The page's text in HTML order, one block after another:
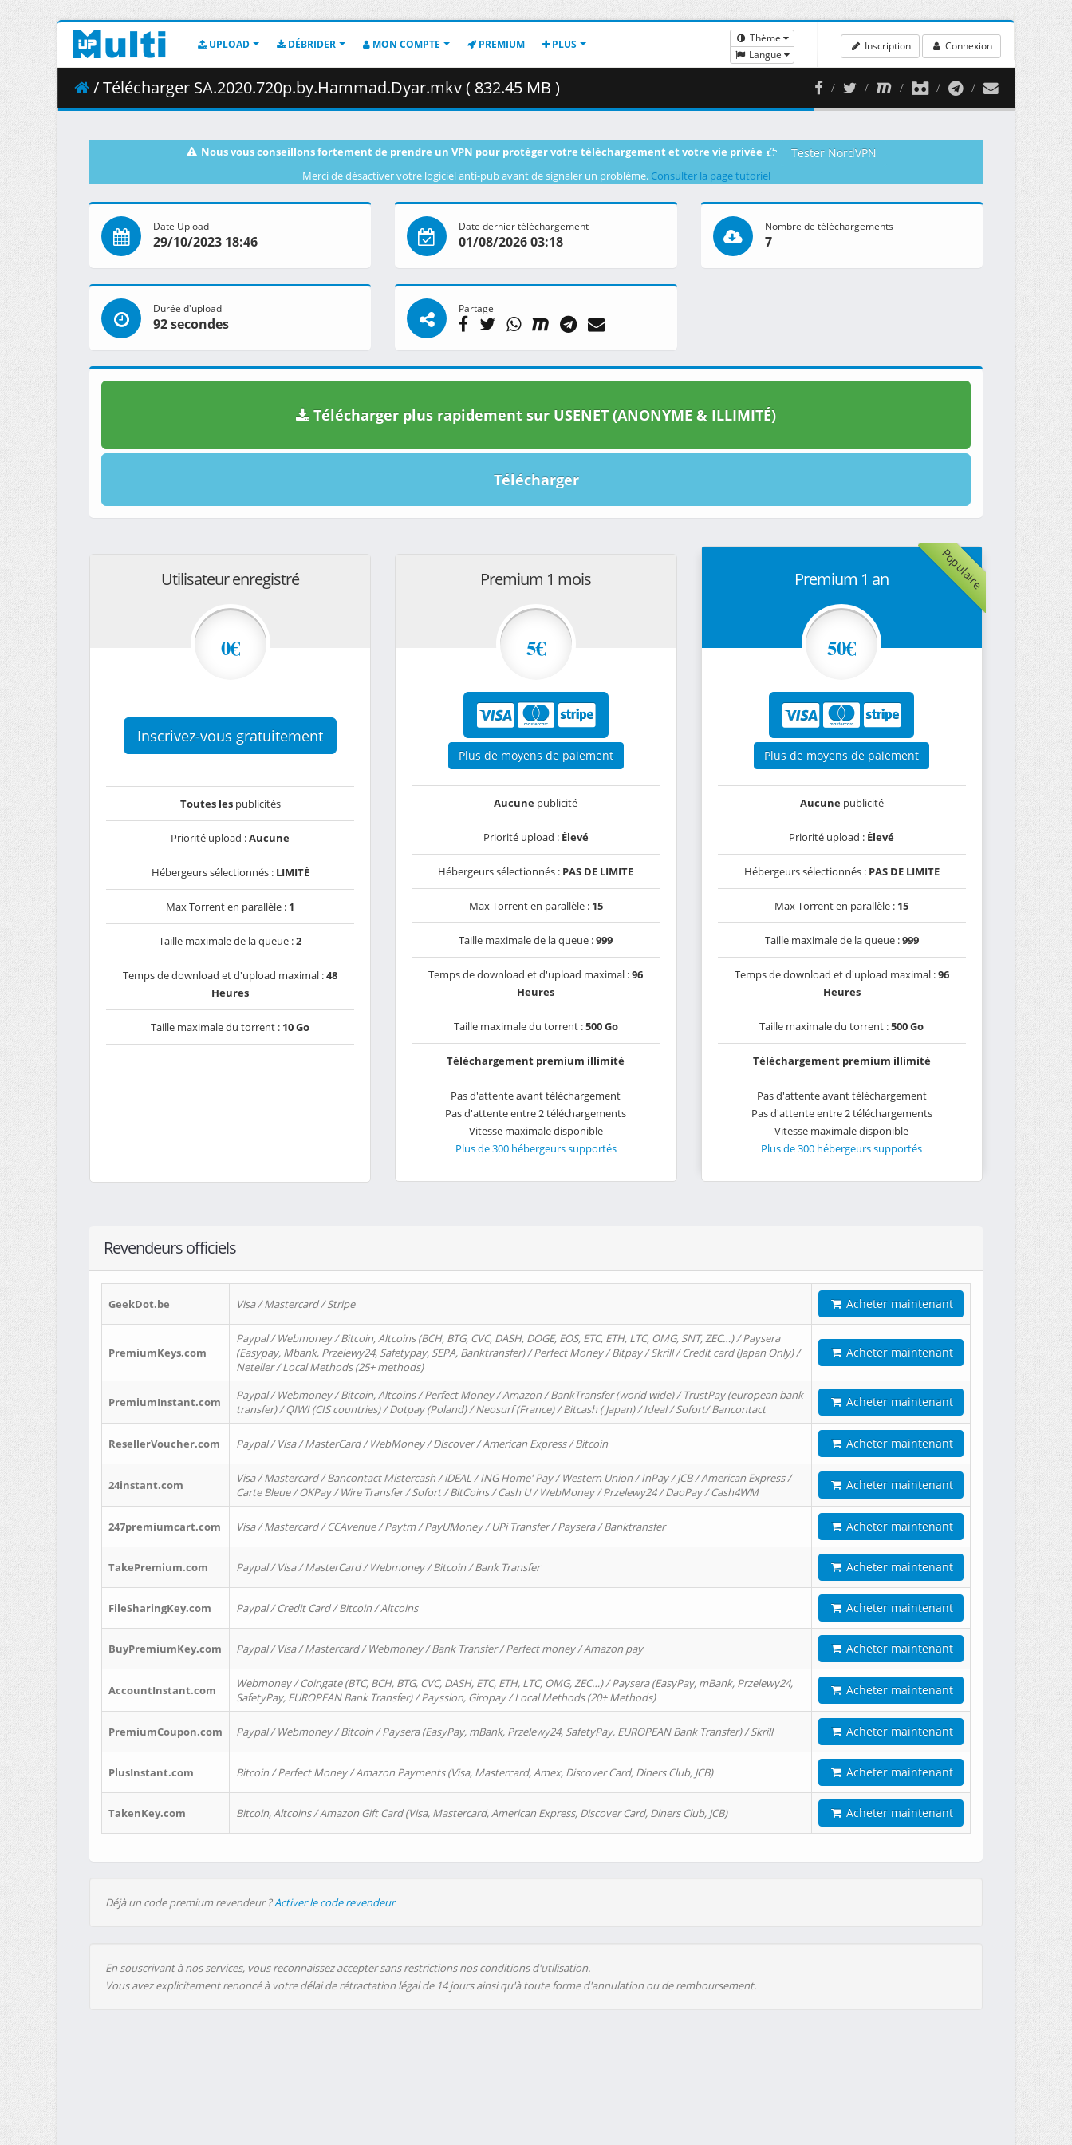
UPLOAD DÉBRIDER MON COMPTE PREMIUM PLUS
Thème
Langue
Inscription Connexion
/ Télécharger SA.2020.720p.by.Hammad.Dyar.mkv ( 832.45 MB )
Nous vous conseillons fortement de prendre un VPN pour protéger votre téléchargement et votre vie privée Tester NordVPN
Merci de désactiver votre logiciel anti-pub avant de signaler un problème. Consulter la page tutoriel
Date Upload
29/10/2023 18:46
Date dernier téléchargement
01/08/2026 03:18
Nombre de téléchargements
7
Durée d'upload
92 secondes
Partage
Télécharger plus rapidement sur USENET (ANONYME & ILLIMITÉ)
Télécharger
Utilisateur enregistré
0€
Inscrivez-vous gratuitement
Toutes lespublicités
Priorité upload :Aucune
Hébergeurs sélectionnés : LIMITÉ
Max Torrent en parallèle : 1
Taille maximale de la queue :2
Temps de download et d'upload maximal :48
Heures
Taille maximale du torrent : 10 Go
Premium 1 mois
5€
Plus de moyens de paiement
Aucune publicité
Priorité upload : Élevé
Hébergeurs sélectionnés : PAS DE LIMITE
Max Torrent en parallèle : 15
Taille maximale de la queue :999
Temps de download et d'upload maximal :96
Heures
Taille maximale du torrent :500 Go
Téléchargement premium illimité
Pas d'attente avant téléchargement
Pas d'attente entre 2 téléchargements
Vitesse maximale disponible
Plus de 300 hébergeurs supportés
Populaire
Premium 1 an
50€
Plus de moyens de paiement
Aucunepublicité
Priorité upload : Élevé
Hébergeurs sélectionnés : PAS DE LIMITE
Max Torrent en parallèle : 15
Taille maximale de la queue :999
Temps de download et d'upload maximal :96
Heures
Taille maximale du torrent :500 Go
Téléchargement premium illimité
Pas d'attente avant téléchargement
Pas d'attente entre 2 téléchargements
Vitesse maximale disponible
Plus de 300 hébergeurs supportés
Revendeurs officiels
GeekDot.be Visa / Mastercard / Stripe Acheter maintenant
PremiumKeys.com
Paypal / Webmoney / Bitcoin, Altcoins (BCH, BTG, CVC, DASH, DOGE, EOS, ETC, ETH, LTC, OMG, SNT, ZEC…) / Paysera
(Easypay, Mbank, Przelewy24, Safetypay, SEPA, Banktransfer) / Perfect Money / Bitpay / Skrill / Credit card (Japan Only) /
Neteller / Local Methods (25+ methods)
Acheter maintenant
PremiumInstant.com
Paypal / Webmoney / Bitcoin, Altcoins / Perfect Money / Amazon / BankTransfer (world wide) / TrustPay (european bank
transfer) / QIWI (CIS countries) / Dotpay (Poland) / Neosurf (France) / Bitcash ( Japan) / Ideal / Sofort/ Bancontact
Acheter maintenant
ResellerVoucher.com Paypal / Visa / MasterCard / WebMoney / Discover / American Express / Bitcoin Acheter maintenant
24instant.com
Visa / Mastercard / Bancontact Mistercash / iDEAL / ING Home' Pay / Western Union / InPay / JCB / American Express /
Carte Bleue / OKPay / Wire Transfer / Sofort / BitCoins / Cash U / WebMoney / Przelewy24 / DaoPay / Cash4WM
Acheter maintenant
247premiumcart.com Visa / Mastercard / CCAvenue / Paytm / PayUMoney / UPi Transfer / Paysera / Banktransfer Acheter maintenant
TakePremium.com Paypal / Visa / MasterCard / Webmoney / Bitcoin / Bank Transfer Acheter maintenant
FileSharingKey.com Paypal / Credit Card / Bitcoin / Altcoins Acheter maintenant
BuyPremiumKey.com Paypal / Visa / Mastercard / Webmoney / Bank Transfer / Perfect money / Amazon pay Acheter maintenant
AccountInstant.com
Webmoney / Coingate (BTC, BCH, BTG, CVC, DASH, ETC, ETH, LTC, OMG, ZEC…) / Paysera (EasyPay, mBank, Przelewy24,
SafetyPay, EUROPEAN Bank Transfer) / Payssion, Giropay / Local Methods (20+ Methods)
Acheter maintenant
PremiumCoupon.com Paypal / Webmoney / Bitcoin / Paysera (EasyPay, mBank, Przelewy24, SafetyPay, EUROPEAN Bank Transfer) / Skrill Acheter maintenant
PlusInstant.com Bitcoin / Perfect Money / Amazon Payments (Visa, Mastercard, Amex, Discover Card, Diners Club, JCB) Acheter maintenant
TakenKey.com Bitcoin, Altcoins / Amazon Gift Card (Visa, Mastercard, American Express, Discover Card, Diners Club, JCB) Acheter maintenant
Déjà un code premium revendeur ?Activer le code revendeur
En souscrivant à nos services, vous reconnaissez accepter sans restrictions nos conditions d'utilisation.
Vous avez explicitement renoncé à votre délai de rétractation légal de 14 jours ainsi qu'à toute forme d'annulation ou de remboursement.